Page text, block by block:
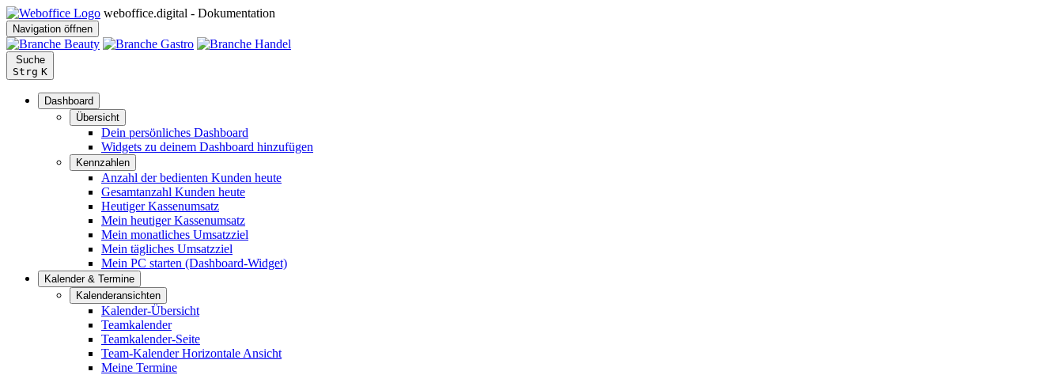
weboffice.digital - Dokumentation
Navigation öffnen
Suche
Strg K
Dashboard
Übersicht
Dein persönliches Dashboard
Widgets zu deinem Dashboard hinzufügen
Kennzahlen
Anzahl der bedienten Kunden heute
Gesamtanzahl Kunden heute
Heutiger Kassenumsatz
Mein heutiger Kassenumsatz
Mein monatliches Umsatzziel
Mein tägliches Umsatzziel
Mein PC starten (Dashboard-Widget)
Kalender & Termine
Kalenderansichten
Kalender-Übersicht
Teamkalender
Teamkalender-Seite
Team-Kalender Horizontale Ansicht
Meine Termine